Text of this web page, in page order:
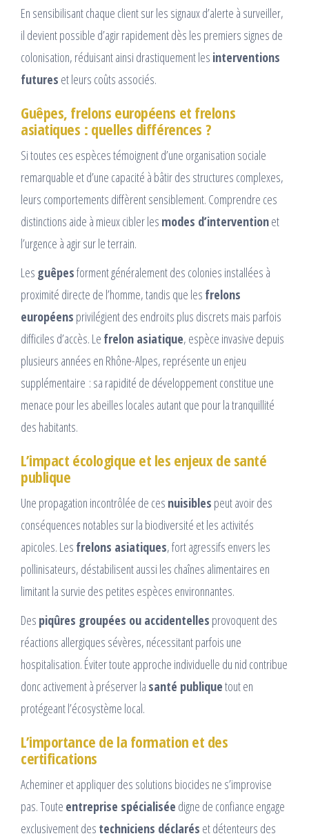
En sensibilisant chaque client sur les signaux d’alerte à surveiller,
il devient possible d’agir rapidement dès les premiers signes de
colonisation, réduisant ainsi drastiquement les interventions
futures et leurs coûts associés.
Guêpes, frelons européens et frelons
asiatiques : quelles différences ?
Si toutes ces espèces témoignent d’une organisation sociale
remarquable et d’une capacité à bâtir des structures complexes,
leurs comportements diffèrent sensiblement. Comprendre ces
distinctions aide à mieux cibler les modes d’interventionet
l’urgence à agir sur le terrain.
Les guêpesforment généralement des colonies installées à
proximité directe de l’homme, tandis que les frelons
européens privilégient des endroits plus discrets mais parfois
difficiles d’accès. Le frelon asiatique, espèce invasive depuis
plusieurs années en Rhône-Alpes, représente un enjeu
supplémentaire : sa rapidité de développement constitue une
menace pour les abeilles locales autant que pour la tranquillité
des habitants.
L’impact écologique et les enjeux de santé
publique
Une propagation incontrôlée de ces nuisibles peut avoir des
conséquences notables sur la biodiversité et les activités
apicoles. Les frelons asiatiques, fort agressifs envers les
pollinisateurs, déstabilisent aussi les chaînes alimentaires en
limitant la survie des petites espèces environnantes.
Des piqûres groupées ou accidentelles provoquent des
réactions allergiques sévères, nécessitant parfois une
hospitalisation. Éviter toute approche individuelle du nid contribue
donc activement à préserver la santé publiquetout en
protégeant l’écosystème local.
L’importance de la formation et des
certifications
Acheminer et appliquer des solutions biocides ne s’improvise
pas. Toute entreprise spécialisée digne de confiance engage
exclusivement des techniciens déclarés et détenteurs des